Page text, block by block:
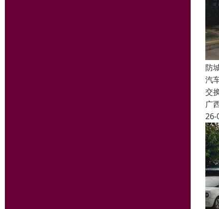
防
汽
交
广
26-